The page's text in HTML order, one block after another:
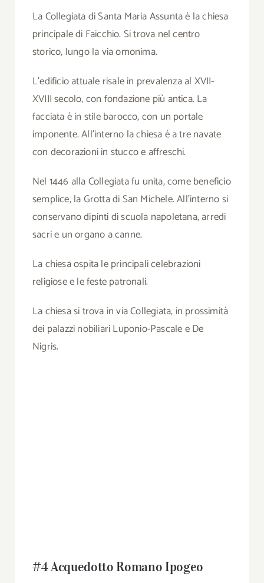
La Collegiata di Santa Maria Assunta è la chiesa
principale di Faicchio. Si trova nel centro
storico, lungo la via omonima.
L’edificio attuale risale in prevalenza al XVII-
XVIII secolo, con fondazione più antica. La
facciata è in stile barocco, con un portale
imponente. All’interno la chiesa è a tre navate
con decorazioni in stucco e affreschi.
Nel 1446 alla Collegiata fu unita, come beneficio
semplice, la Grotta di San Michele. All’interno si
conservano dipinti di scuola napoletana, arredi
sacri e un organo a canne.
La chiesa ospita le principali celebrazioni
religiose e le feste patronali.
La chiesa si trova in via Collegiata, in prossimità
dei palazzi nobiliari Luponio-Pascale e De
Nigris.
#4 Acquedotto Romano Ipogeo